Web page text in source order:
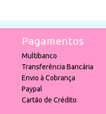
Pagamentos
Multibanco
Transferência Bancária
Envio à Cobrança
Paypal
Cartão de Crédito